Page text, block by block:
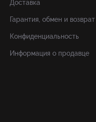
Доставка
Гарантия, обмен и возврат
Конфиденциальность
Информация о продавце